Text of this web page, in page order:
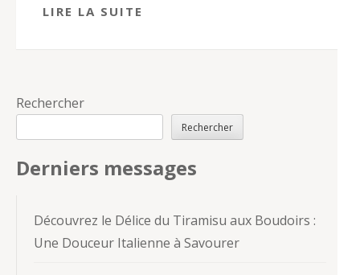
LIRE LA SUITE
Rechercher
Rechercher
Derniers messages
Découvrez le Délice du Tiramisu aux Boudoirs :
Une Douceur Italienne à Savourer